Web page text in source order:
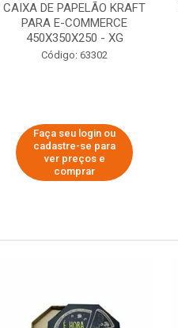
CAIXA DE PAPELÃO KRAFT
PARA E-COMMERCE
450X350X250 - XG
Código: 63302
Faça seu login ou
cadastre-se para
ver preços e
comprar